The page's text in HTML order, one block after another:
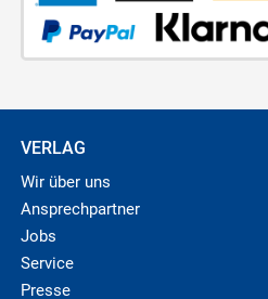
VERLAG
Wir über uns
Ansprechpartner
Jobs
Service
Presse